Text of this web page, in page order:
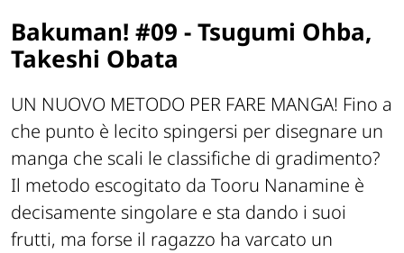
Bakuman! #09 - Tsugumi Ohba,
Takeshi Obata
UN NUOVO METODO PER FARE MANGA! Fino a
che punto è lecito spingersi per disegnare un
manga che scali le classifiche di gradimento?
Il metodo escogitato da Tooru Nanamine è
decisamente singolare e sta dando i suoi
frutti, ma forse il ragazzo ha varcato un